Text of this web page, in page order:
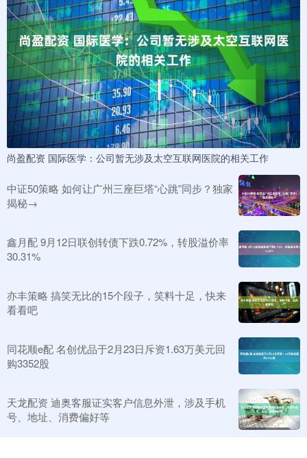
尚盈配资 国际医学：公司暂无涉及太空互联网医院的相关工作
中证50策略 如何让广州三座巨塔“心跳”同步？独家
揭秘→
鑫月配 9月12日联创转债下跌0.72%，转股溢价率
30.31%
亦丰策略 搞笑无比的15个段子，笑料十足，快来
看看吧
同花顺e配 名创优品于2月23日斥资1.63万美元回
购3352股
天龙配资 迪奥客服证实客户信息外泄，涉及手机
号、地址、消费偏好等